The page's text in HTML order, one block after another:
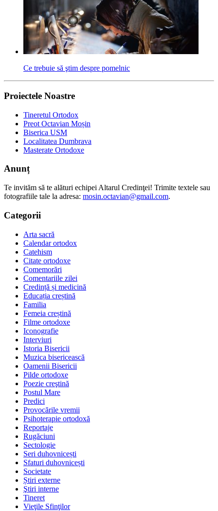
Ce trebuie să ştim despre pomelnic
Proiectele Noastre
Tineretul Ortodox
Preot Octavian Moșin
Biserica USM
Localitatea Dumbrava
Masterate Ortodoxe
Anunț
Te invităm să te alături echipei Altarul Credinţei! Trimite textele sau
fotografiile tale la adresa: mosin.octavian@gmail.com.
Categorii
Arta sacră
Calendar ortodox
Catehism
Citate ortodoxe
Comemorări
Comentariile zilei
Credință și medicină
Educația creștină
Familia
Femeia creștină
Filme ortodoxe
Iconografie
Interviuri
Istoria Bisericii
Muzica bisericească
Oamenii Bisericii
Pilde ortodoxe
Poezie creştină
Postul Mare
Predici
Provocările vremii
Psihoterapie ortodoxă
Reportaje
Rugăciuni
Sectologie
Seri duhovnicești
Sfaturi duhovnicești
Societate
Știri externe
Ştiri interne
Tineret
Vieţile Sfinţilor